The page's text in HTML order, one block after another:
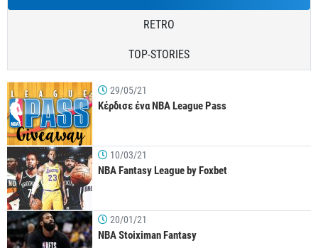
RETRO
TOP-STORIES
29/05/21
Κέρδισε ένα NBA League Pass
10/03/21
NBA Fantasy League by Foxbet
20/01/21
NBA Stoiximan Fantasy